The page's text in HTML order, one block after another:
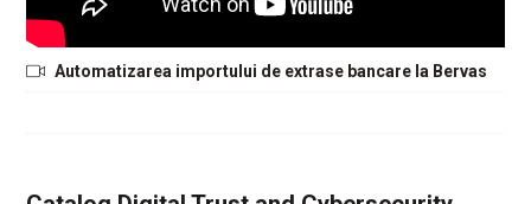
Automatizarea importului de extrase bancare la Bervas